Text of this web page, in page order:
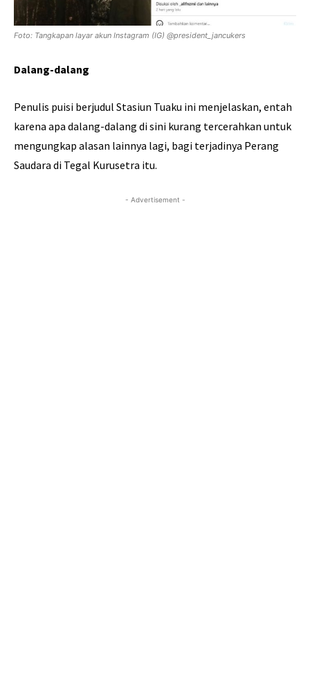
Foto: Tangkapan layar akun Instagram (IG) @president_jancukers
Dalang-dalang
Penulis puisi berjudul Stasiun Tuaku ini menjelaskan, entah
karena apa dalang-dalang di sini kurang tercerahkan untuk
mengungkap alasan lainnya lagi, bagi terjadinya Perang
Saudara di Tegal Kurusetra itu.
- Advertisement -